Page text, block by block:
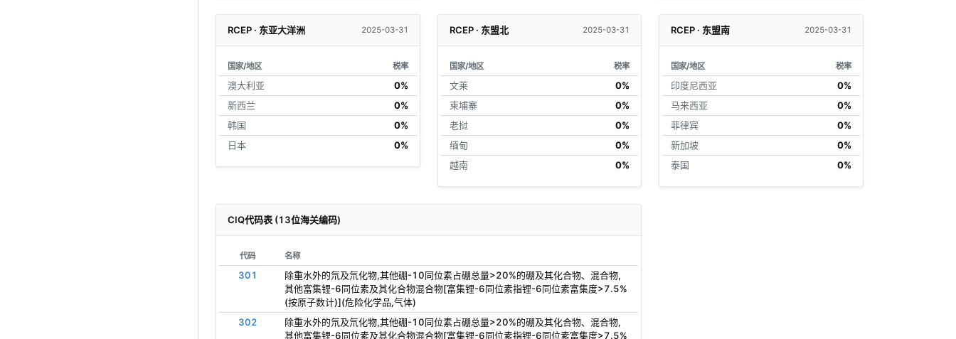
RCEP · 东亚大洋洲 2025-03-31
国家/地区 税率
澳大利亚
0%
新西兰
0%
韩国
0%
日本
0%
RCEP · 东盟北 2025-03-31
国家/地区 税率
文莱
0%
柬埔寨
0%
老挝
0%
缅甸
0%
越南
0%
RCEP · 东盟南 2025-03-31
国家/地区 税率
印度尼西亚
0%
马来西亚
0%
菲律宾
0%
新加坡
0%
泰国
0%
CIQ代码表 (13位海关编码)
代码 名称
301
除重水外的氘及氘化物,其他硼-10同位素占硼总量>20%的硼及其化合物、混合物,
其他富集锂-6同位素及其化合物混合物[富集锂-6同位素指锂-6同位素富集度>7.5%
(按原子数计)](危险化学品,气体)
302
除重水外的氘及氘化物,其他硼-10同位素占硼总量>20%的硼及其化合物、混合物,
其他富集锂-6同位素及其化合物混合物[富集锂-6同位素指锂-6同位素富集度>7.5%